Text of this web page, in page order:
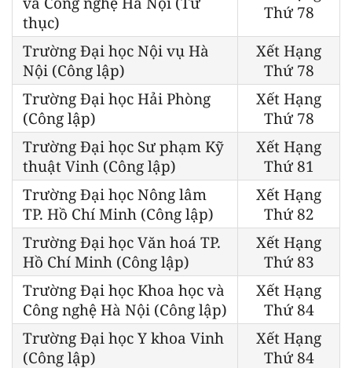
thục)
Thứ 78
Trường Đại học Nội vụ Hà
Nội (Công lập)
Xết Hạng
Thứ 78
Trường Đại học Hải Phòng
(Công lập)
Xết Hạng
Thứ 78
Trường Đại học Sư phạm Kỹ
thuật Vinh (Công lập)
Xết Hạng
Thứ 81
Trường Đại học Nông lâm
TP. Hồ Chí Minh (Công lập)
Xết Hạng
Thứ 82
Trường Đại học Văn hoá TP.
Hồ Chí Minh (Công lập)
Xết Hạng
Thứ 83
Trường Đại học Khoa học và
Công nghệ Hà Nội (Công lập)
Xết Hạng
Thứ 84
Trường Đại học Y khoa Vinh
(Công lập)
Xết Hạng
Thứ 84